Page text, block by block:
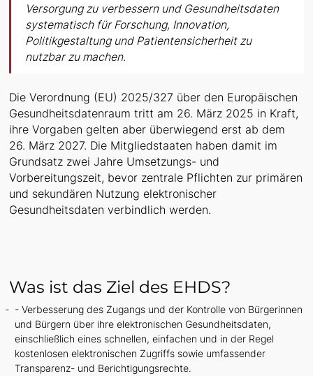
Versorgung zu verbessern und Gesundheitsdaten
systematisch für Forschung, Innovation,
Politikgestaltung und Patientensicherheit zu
nutzbar zu machen.
Die Verordnung (EU) 2025/327 über den Europäischen
Gesundheitsdatenraum tritt am 26. März 2025 in Kraft,
ihre Vorgaben gelten aber überwiegend erst ab dem
26. März 2027. Die Mitgliedstaaten haben damit im
Grundsatz zwei Jahre Umsetzungs- und
Vorbereitungszeit, bevor zentrale Pflichten zur primären
und sekundären Nutzung elektronischer
Gesundheitsdaten verbindlich werden.
Was ist das Ziel des EHDS?
- Verbesserung des Zugangs und der Kontrolle von Bürgerinnen
und Bürgern über ihre elektronischen Gesundheitsdaten,
einschließlich eines schnellen, einfachen und in der Regel
kostenlosen elektronischen Zugriffs sowie umfassender
Transparenz- und Berichtigungsrechte.